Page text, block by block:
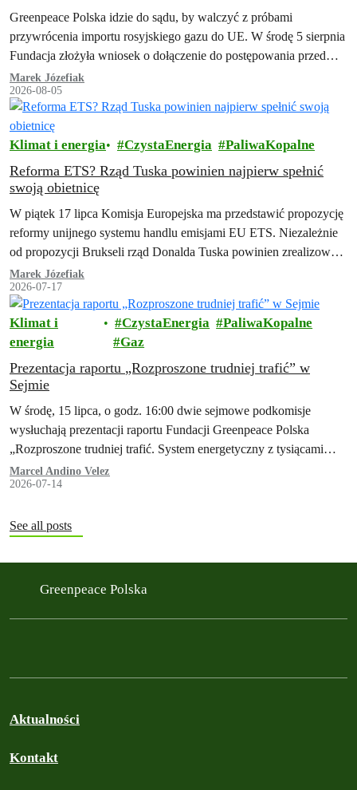
Greenpeace Polska idzie do sądu, by walczyć z próbami
przywrócenia importu rosyjskiego gazu do UE. W środę 5 sierpnia
Fundacja złożyła wniosek o dołączenie do postępowania przed
Trybunałem Sprawiedliwości Unii…
Marek Józefiak
2026-08-05
Klimat i energia CzystaEnergia PaliwaKopalne
Reforma ETS? Rząd Tuska powinien najpierw spełnić
swoją obietnicę
W piątek 17 lipca Komisja Europejska ma przedstawić propozycję
reformy unijnego systemu handlu emisjami EU ETS. Niezależnie
od propozycji Brukseli rząd Donalda Tuska powinien zrealizować
swoją obietnicę z umowy koalicyjnej…
Marek Józefiak
2026-07-17
Klimat i
energia
CzystaEnergia
PaliwaKopalne
Gaz
Prezentacja raportu „Rozproszone trudniej trafić” w
Sejmie
W środę, 15 lipca, o godz. 16:00 dwie sejmowe podkomisje
wysłuchają prezentacji raportu Fundacji Greenpeace Polska
„Rozproszone trudniej trafić. System energetyczny z tysiącami
małych źródeł jako element polskiej racji stanu. Lekcje z
doświadczeń Ukrainy".
Marcel Andino Velez
2026-07-14
See all posts
Greenpeace Polska
Aktualności
Kontakt